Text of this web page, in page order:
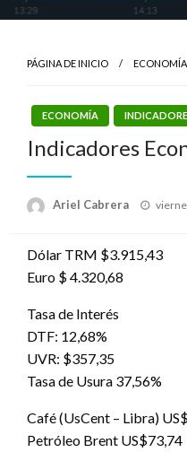
PÁGINA DE INICIO ECONOMÍA
ECONOMÍA
Indicadores
Ariel Cabrera
Dólar TRM $3.915,43
Euro $ 4.320,68
Tasa de Interés
DTF: 12,68%
UVR: $357,35
Tasa de Usura 37,56%
Café (UsCent – Libra)
Petróleo Brent US$73,74